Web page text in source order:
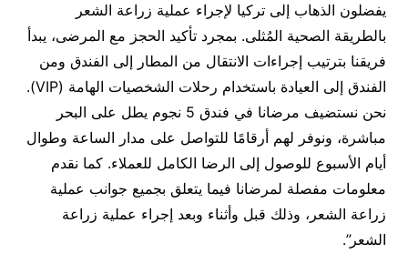
يفضلون الذهاب إلى تركيا لإجراء عملية زراعة الشعر
بالطريقة الصحية المُثلى. بمجرد تأكيد الحجز مع المرضى، يبدأ
فريقنا بترتيب إجراءات الانتقال من المطار إلى الفندق ومن
الفندق إلى العيادة باستخدام رحلات الشخصيات الهامة (VIP).
نحن نستضيف مرضانا في فندق 5 نجوم يطل على البحر
مباشرة، ونوفر لهم أرقامًا للتواصل على مدار الساعة وطوال
أيام الأسبوع للوصول إلى الرضا الكامل للعملاء. كما نقدم
معلومات مفصلة لمرضانا فيما يتعلق بجميع جوانب عملية
زراعة الشعر، وذلك قبل وأثناء وبعد إجراء عملية زراعة
الشعر”.